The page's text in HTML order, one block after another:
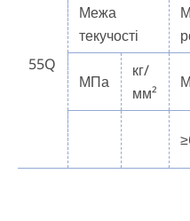
55Q
Межа
текучості
МПа
кг/
мм²